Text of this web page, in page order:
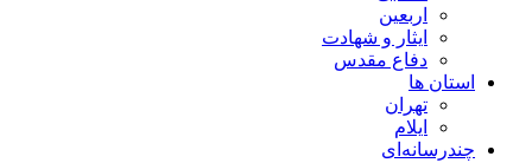
اربعین
ایثار و شهادت
دفاع مقدس
استان ها
تهران
ایلام
چندرسانه‌ای